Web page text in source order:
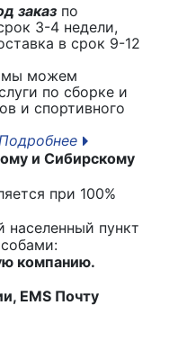
заказ по
3-4 недели,
в срок 9-12
мы можем
по сборке и
и спортивного
Подробнее
и Сибирскому
при 100%
населенный пункт
компанию.
EMS Почту